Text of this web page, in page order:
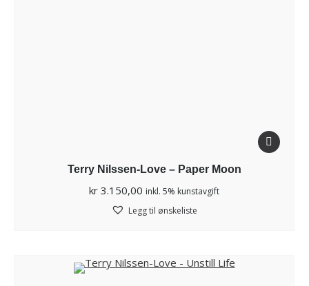
Terry Nilssen-Love – Paper Moon
kr 3.150,00 inkl. 5% kunstavgift
Legg til ønskeliste